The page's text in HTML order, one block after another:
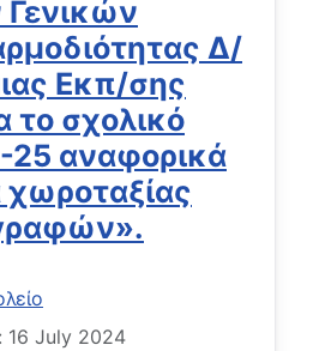
Δ/
Εκπ/σης
το σχολικό
25 αναφορικά
16 July 2024